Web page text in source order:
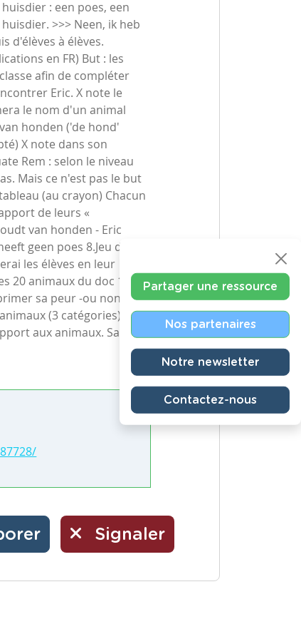
: een poes, een
>>> Neen, ik heb
d'élèves à élèves.
en FR) But : les
afin de compléter
Eric. X note le
le nom d'un animal
honden ('de hond'
X note dans son
Rem : selon le niveau
Mais ce n'est pas le but
(au crayon) Chacun
de leurs «
van honden - Eric
geen poes 8.Jeu de
les élèves en leur
20 animaux du doc 1
sa peur -ou non-
(3 catégories)
aux animaux. Savoir
Signaler
Partager une ressource
Nos partenaires
Notre newsletter
Contactez-nous